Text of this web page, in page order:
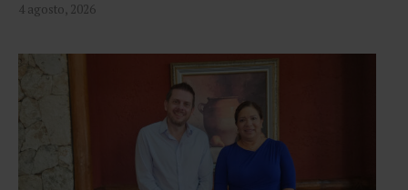
4 agosto, 2026